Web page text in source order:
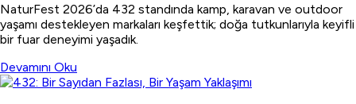
NaturFest 2026’da 432 standında kamp, karavan ve outdoor
yaşamı destekleyen markaları keşfettik; doğa tutkunlarıyla keyifli
bir fuar deneyimi yaşadık.
Devamını Oku